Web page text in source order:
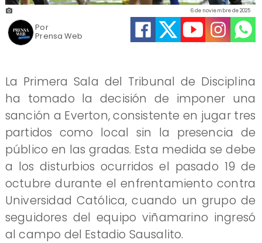
Prensa Web
6 de noviembre de 2025
Por
La Primera Sala del Tribunal de Disciplina
ha tomado la decisión de imponer una
sanción a Everton, consistente en jugar tres
partidos como local sin la presencia de
público en las gradas. Esta medida se debe
a los disturbios ocurridos el pasado 19 de
octubre durante el enfrentamiento contra
Universidad Católica, cuando un grupo de
seguidores del equipo viñamarino ingresó
al campo del Estadio Sausalito.